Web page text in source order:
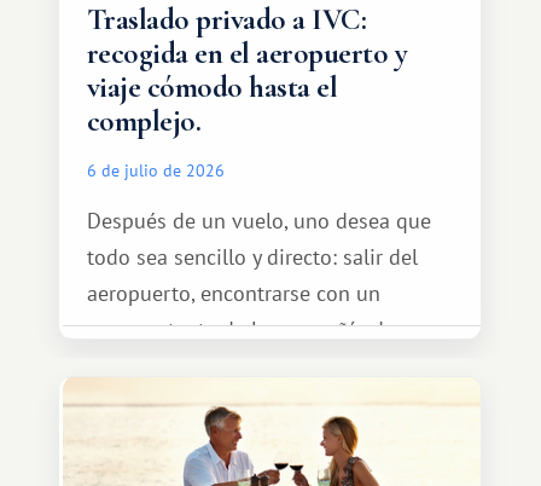
Traslado privado a IVC:
recogida en el aeropuerto y
viaje cómodo hasta el
complejo.
6 de julio de 2026
Después de un vuelo, uno desea que
todo sea sencillo y directo: salir del
aeropuerto, encontrarse con un
representante de la compañía de
tranquilamente hasta el complejo
turístico.